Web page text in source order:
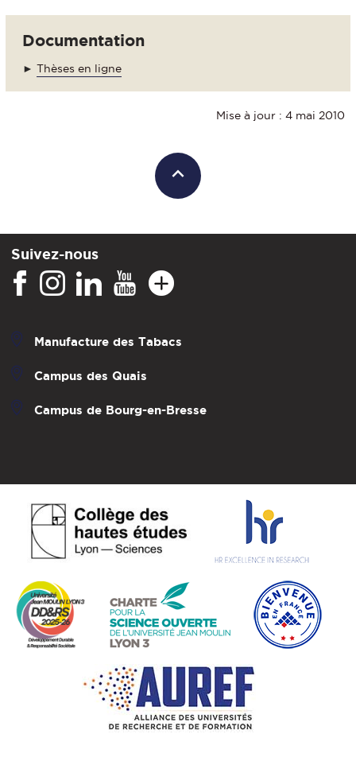
Documentation
► Thèses en ligne
Mise à jour : 4 mai 2010
Suivez-nous
Manufacture des Tabacs
Campus des Quais
Campus de Bourg-en-Bresse